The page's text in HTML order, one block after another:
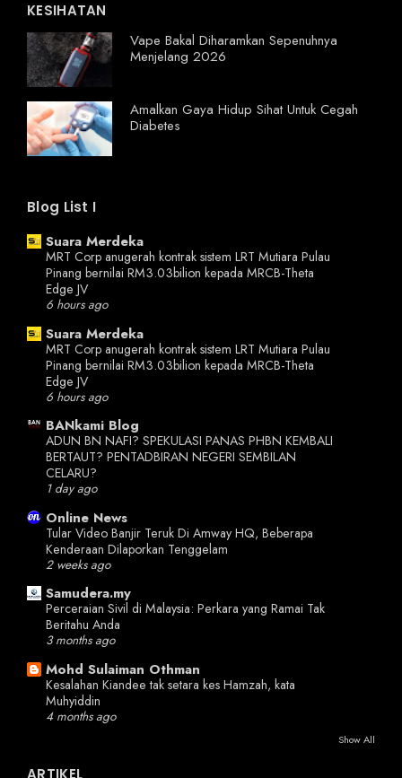
KESIHATAN
Vape Bakal Diharamkan Sepenuhnya
Menjelang 2026
Amalkan Gaya Hidup Sihat Untuk Cegah
Diabetes
Blog List I
Suara Merdeka
MRT Corp anugerah kontrak sistem LRT Mutiara Pulau
Pinang bernilai RM3.03 ​​bilion kepada MRCB-Theta
Edge JV
6 hours ago
Suara Merdeka
MRT Corp anugerah kontrak sistem LRT Mutiara Pulau
Pinang bernilai RM3.03 ​​bilion kepada MRCB-Theta
Edge JV
6 hours ago
BANkami Blog
ADUN BN NAFI? SPEKULASI PANAS PHBN KEMBALI
BERTAUT? PENTADBIRAN NEGERI SEMBILAN
CELARU?
1 day ago
Online News
Tular Video Banjir Teruk Di Amway HQ, Beberapa
Kenderaan Dilaporkan Tenggelam
2 weeks ago
Samudera.my
Perceraian Sivil di Malaysia: Perkara yang Ramai Tak
Beritahu Anda
3 months ago
Mohd Sulaiman Othman
Kesalahan Kiandee tak setara kes Hamzah, kata
Muhyiddin
4 months ago
Show All